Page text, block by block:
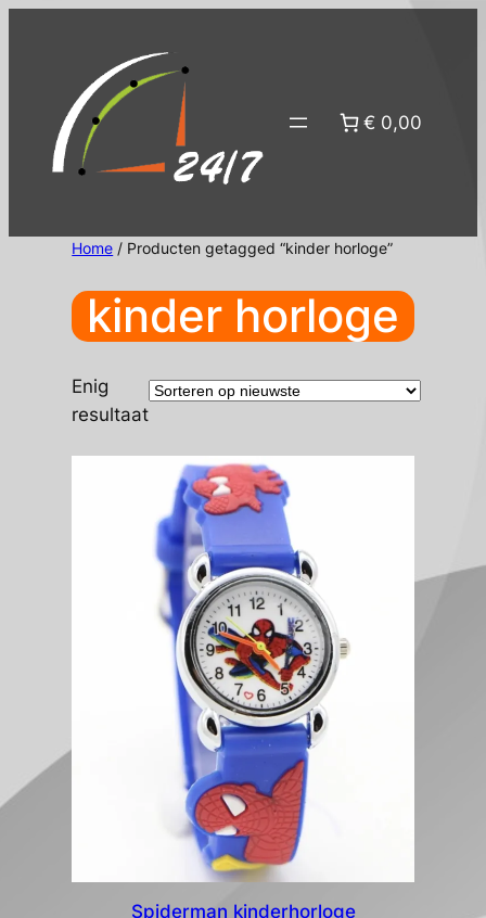
€ 0,00
Home / Producten getagged “kinder horloge”
kinder horloge
Enig
resultaat
Spiderman kinderhorloge